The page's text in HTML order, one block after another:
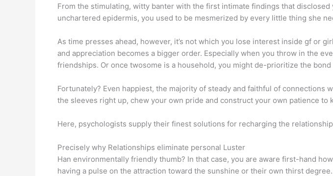
From the stimulating, witty banter with the first intimate findings that
unchartered epidermis, you used to be mesmerized by every little thing she
As time presses ahead, however, it’s not which you lose interest inside gf or
and appreciation becomes a bigger order. Especially when you throw in the
friendships. Or once twosome is a household, you might de-prioritize the
Fortunately? Even happiest, the majority of steady and faithful of connections
the sleeves right up, chew your own pride and construct your own patience to
Here, psychologists supply their finest solutions for recharging the
Precisely why Relationships eliminate personal Luster
Han environmentally friendly thumb? In that case, you are aware first-hand
having a pulse on the attraction toward the sunshine or their own thirst